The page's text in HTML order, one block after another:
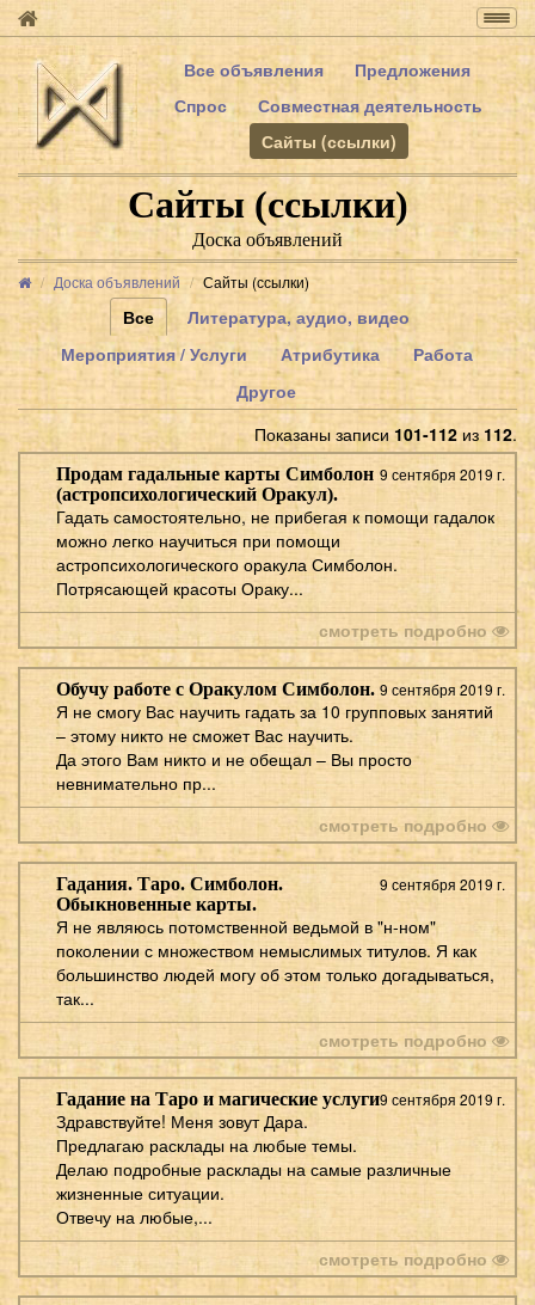
Все объявления
Предложения
Спрос
Совместная деятельность
Сайты (ссылки)
Сайты (ссылки)
Доска объявлений
Доска объявлений Сайты (ссылки)
Все
Литература, аудио, видео
Мероприятия / Услуги
Атрибутика
Работа
Другое
Показаны записи101-112 из112.
9 сентября 2019 г.
Продам гадальные карты Симболон
(астропсихологический Оракул).
Гадать самостоятельно, не прибегая к помощи гадалок
можно легко научиться при помощи
астропсихологического оракула Симболон.
Потрясающей красоты Ораку...
смотреть подробно
9 сентября 2019 г.
Обучу работе с Оракулом Симболон.
Я не смогу Вас научить гадать за 10 групповых занятий
– этому никто не сможет Вас научить.
Да этого Вам никто и не обещал – Вы просто
невнимательно пр...
смотреть подробно
9 сентября 2019 г.
Гадания. Таро. Симболон.
Обыкновенные карты.
Я не являюсь потомственной ведьмой в "н-ном"
поколении с множеством немыслимых титулов. Я как
большинство людей могу об этом только догадываться,
так...
смотреть подробно
9 сентября 2019 г.
Гадание на Таро и магические услуги
Здравствуйте! Меня зовут Дара.
Предлагаю расклады на любые темы.
Делаю подробные расклады на самые различные
жизненные ситуации.
Отвечу на любые,...
смотреть подробно